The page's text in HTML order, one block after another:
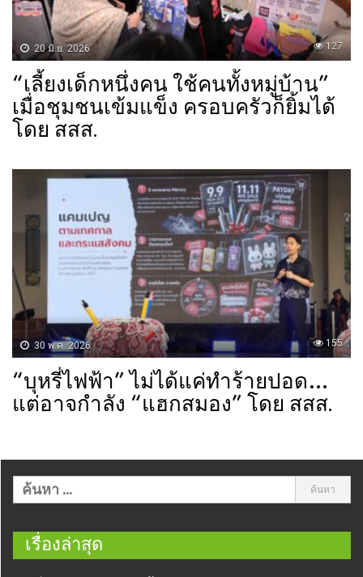
20 มิ.ย. 2026 127
“เลี้ยงเด็กหนึ่งคน ใช้คนทั้งหมู่บ้าน”
เมื่อชุมชนเข้มแข็ง ครอบครัวก็ยิ้มได้
โดย สสส.
30 พ.ค. 2026 155
“บุหรี่ไฟฟ้า” ไม่ได้แค่ทำร้ายปอด…
แต่อาจกำลัง “แฮกสมอง” โดย สสส.
เรื่องล่าสุด